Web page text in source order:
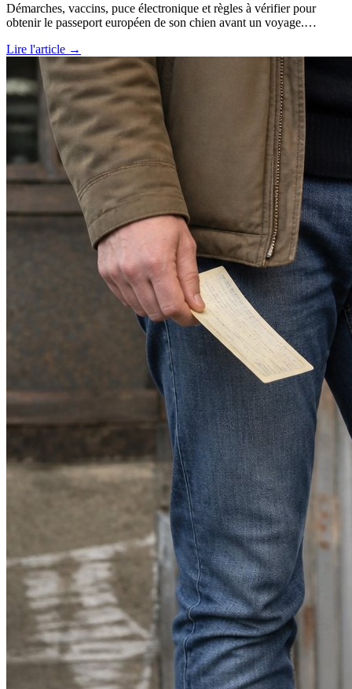
Démarches, vaccins, puce électronique et règles à vérifier pour
obtenir le passeport européen de son chien avant un voyage.…
Lire l'article →